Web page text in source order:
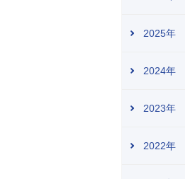
2025年
2024年
2023年
2022年